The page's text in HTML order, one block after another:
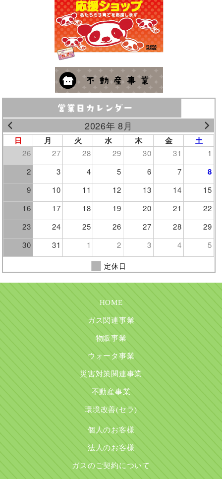
2026年 8月
日 月 火 水 木 金 土
26 27 28 29 30 31
1
2
3 4 5 6 7 8
9 10 11 12 13 14
15
16
17 18 19 20 21
22
23
24 25 26 27 28
29
30
31 1 2 3 4 5
定休日
HOME
ガス関連事業
物販事業
ウォータ事業
災害対策関連事業
不動産事業
環境改善(セラ)
個人のお客様
法人のお客様
ガスのご契約について